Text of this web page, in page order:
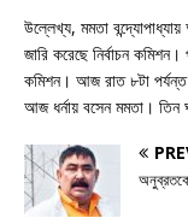
উল্লেখ্য, মমতা
জারি করেছে নির্বাচন
কমিশন। আজ রাত ৮টা পর্যন্ত
আজ ধর্নায় বসেন মমতা। তিন